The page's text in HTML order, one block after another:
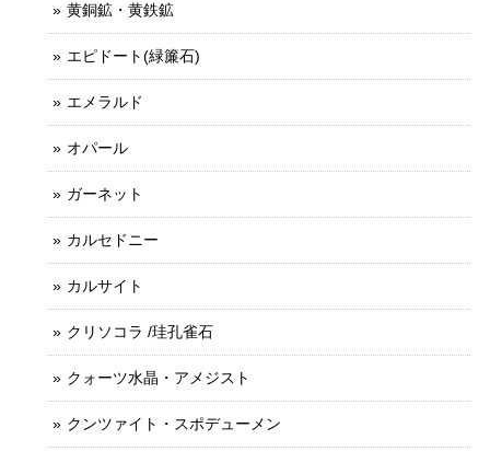
黄銅鉱・黄鉄鉱
エピドート(緑簾石)
エメラルド
オパール
ガーネット
カルセドニー
カルサイト
クリソコラ /珪孔雀石
クォーツ水晶・アメジスト
クンツァイト・スポデューメン